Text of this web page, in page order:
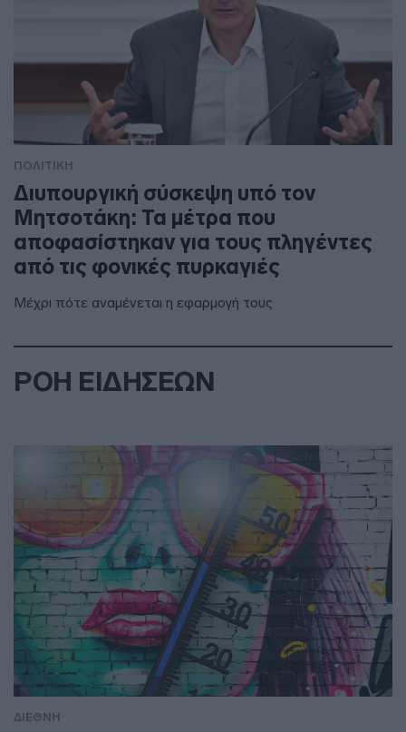
ΠΟΛΙΤΙΚΗ
Διυπουργική σύσκεψη υπό τον
Μητσοτάκη: Τα μέτρα που
αποφασίστηκαν για τους πληγέντες
από τις φονικές πυρκαγιές
Μέχρι πότε αναμένεται η εφαρμογή τους
ΡΟΗ ΕΙΔΗΣΕΩΝ
ΔΙΕΘΝΗ